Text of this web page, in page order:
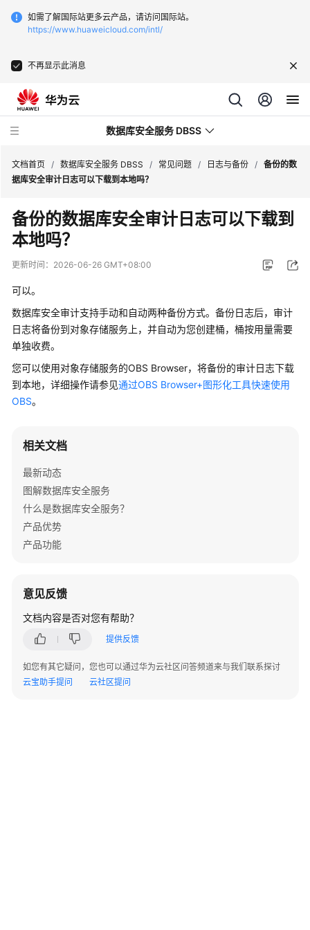
如需了解国际站更多云产品，请访问国际站。
https://www.huaweicloud.com/intl/
不再显示此消息
数据库安全服务 DBSS
最
新
动
产
介
绍
计
费
说
明
快
入
门
户
指
最
佳
实
API
参
文档首页 / 数据库安全服务 DBSS / 常见问题 / 日志与备份 / 备份的数
据库安全审计日志可以下载到本地吗？
备份的数据库安全审计日志可以下载到
本地吗？
更新时间： 2026-06-26 GMT+08:00
可以。
数据库安全审计支持手动和自动两种备份方式。备份日志后，审计
日志将备份到对象存储服务上，并自动为您创建桶，桶按用量需要
单独收费。
您可以使用对象存储服务的OBS Browser，将备份的审计日志下载
到本地，详细操作请参见通过OBS Browser+图形化工具快速使用
OBS。
相关文档
最新动态
图解数据库安全服务
什么是数据库安全服务？
产品优势
产品功能
意见反馈
文档内容是否对您有帮助？
提供反馈
如您有其它疑问，您也可以通过华为云社区问答频道来与我们联系探讨
云宝助手提问
云社区提问